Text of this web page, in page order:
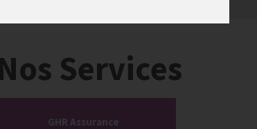
Services
GHR Assurance